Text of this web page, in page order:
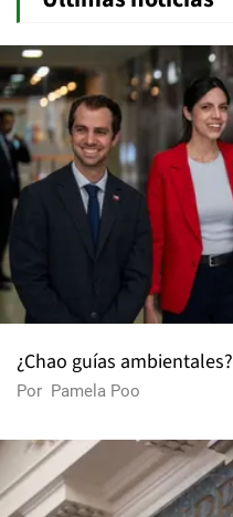
¿Chao guías
Por Pamela Poo